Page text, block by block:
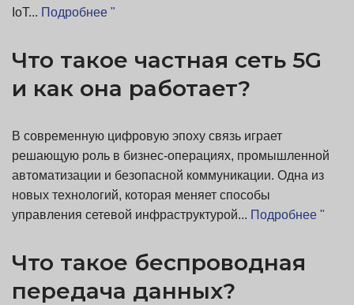
IoT... Подробнее "
Что такое частная сеть 5G
и как она работает?
В современную цифровую эпоху связь играет
решающую роль в бизнес-операциях, промышленной
автоматизации и безопасной коммуникации. Одна из
новых технологий, которая меняет способы
управления сетевой инфраструктурой... Подробнее "
Что такое беспроводная
передача данных?